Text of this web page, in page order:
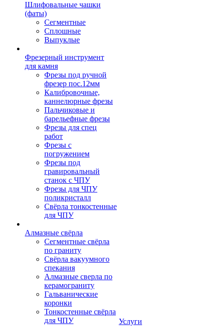
Шлифовальные чашки
(фаты)
Сегментные
Сплошные
Выпуклые
Фрезерный инструмент
для камня
Фрезы под ручной
фрезер пос.12мм
Калибровочные,
каннелюрные фрезы
Пальчиковые и
барельефные фрезы
Фрезы для спец
работ
Фрезы с
погружением
Фрезы под
гравировальный
станок с ЧПУ
Фрезы для ЧПУ
поликристалл
Свёрла тонкостенные
для ЧПУ
Алмазные свёрла
Сегментные свёрла
по граниту
Свёрла вакуумного
спекания
Алмазные сверла по
керамограниту
Гальванические
коронки
Тонкостенные свёрла
для ЧПУ
Услуги